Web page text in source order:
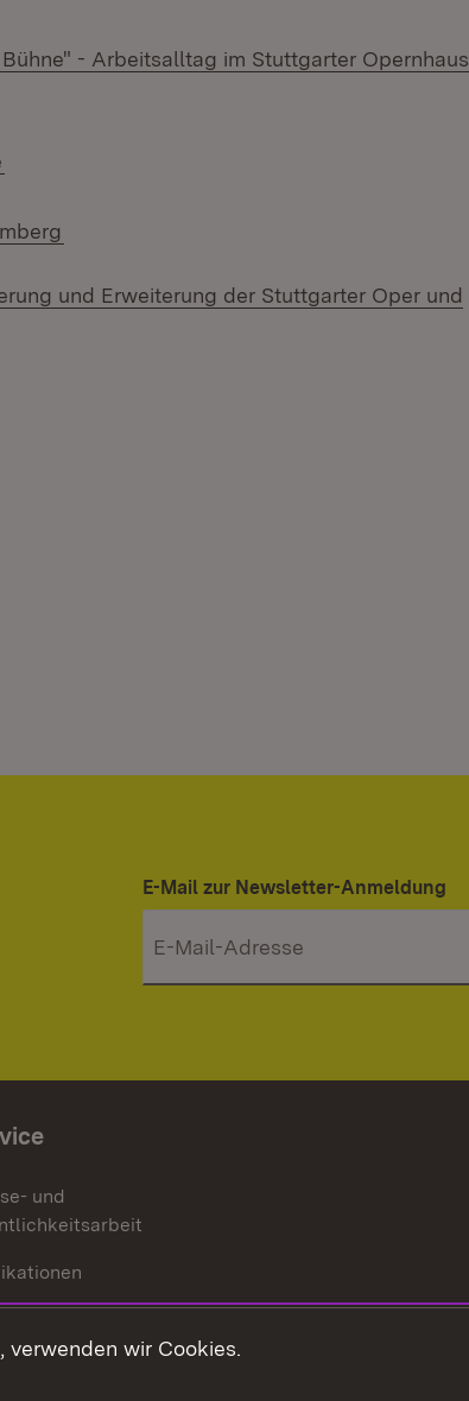
- Arbeitsalltag im Stuttgarter Opernhaus
und Erweiterung der Stuttgarter Oper und
E-Mail zur Newsletter-Anmeldung
und
verwenden wir Cookies.